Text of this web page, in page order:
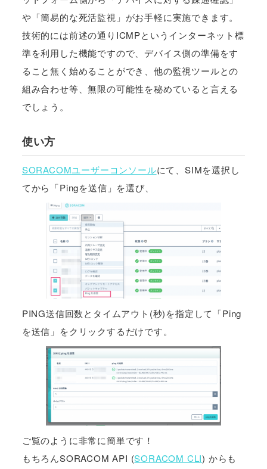
や「簡易的な死活監視」がお手軽に実施できます。
技術的には前述の通りICMPというインターネット標
準を利用した機能ですので、デバイス側の準備をす
ること無く始めることができ、他の監視ツールとの
組み合わせ等、無限の可能性を秘めていると言える
でしょう。
使い方
SORACOMユーザーコンソールにて、SIMを選択し
てから「Pingを送信」を選び、
PING送信回数とタイムアウト(秒)を指定して「Ping
を送信」をクリックするだけです。
ご覧のように非常に簡単です！
もちろんSORACOM API (SORACOM CLI) からも